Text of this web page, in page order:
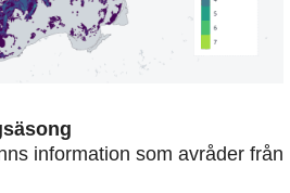
information som avråder från